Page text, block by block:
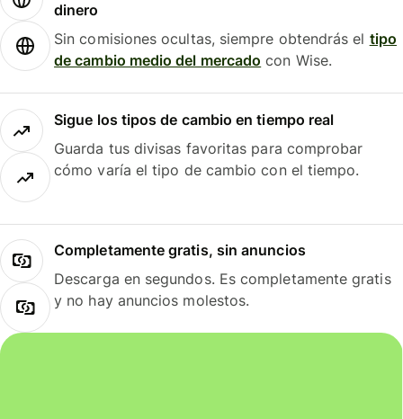
dinero
Sin comisiones ocultas, siempre obtendrás el tipo
de cambio medio del mercado con Wise.
Sigue los tipos de cambio en tiempo real
Guarda tus divisas favoritas para comprobar
cómo varía el tipo de cambio con el tiempo.
Completamente gratis, sin anuncios
Descarga en segundos. Es completamente gratis
y no hay anuncios molestos.